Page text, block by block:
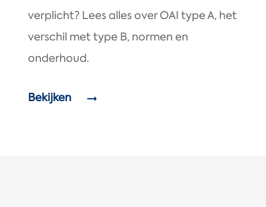
verplicht? Lees alles over OAI type A, het
verschil met type B, normen en
onderhoud.
Bekijken